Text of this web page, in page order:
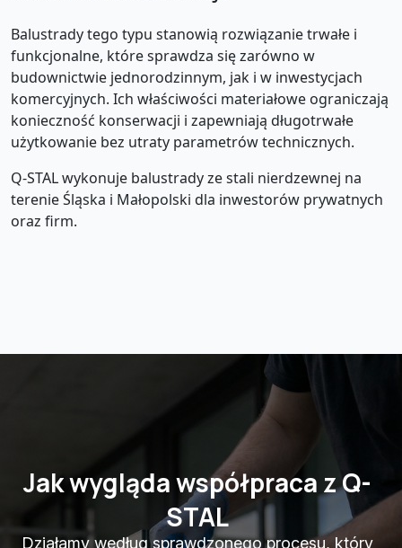
Balustrady tego typu stanowią rozwiązanie trwałe i
funkcjonalne, które sprawdza się zarówno w
budownictwie jednorodzinnym, jak i w inwestycjach
komercyjnych. Ich właściwości materiałowe ograniczają
konieczność konserwacji i zapewniają długotrwałe
użytkowanie bez utraty parametrów technicznych.
Q-STAL wykonuje balustrady ze stali nierdzewnej na
terenie Śląska i Małopolski dla inwestorów prywatnych
oraz firm.
Jak wygląda współpraca z Q-
STAL
Działamy według sprawdzonego procesu, który